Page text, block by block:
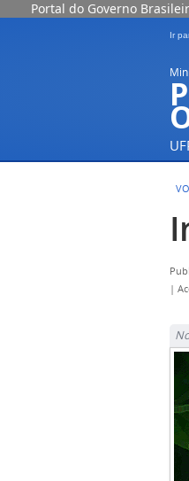
Portal do Governo
Ir
|